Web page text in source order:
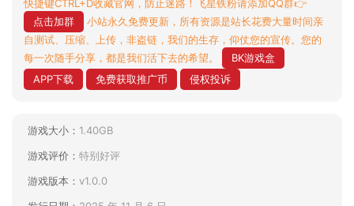
快捷键CTRL+D收藏官网，防止迷路！飞星铁粉请添加QQ群👉
点击加群
小站永久免费更新，所有资源是站长花费大量时间亲
自测试、压缩、上传，非盗链，我们的生存，仰仗您的宣传。您的
每一次随手分享，都是我们活下去的希望。
BK游戏盒
APP下载
免费获取推广币 侵权投诉
游戏大小： 1.40GB
游戏评价： 特别好评
游戏版本： v1.0.0